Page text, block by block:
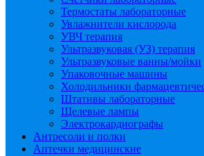
Термостаты лабораторные
Увлажнители кислорода
УВЧ терапия
Ультразвуковая (УЗ) терапия
Ультразвуковые ванны/мойки
Упаковочные машины
Холодильники
Штативы лабораторные
Щелевые лампы
Электрокардиографы
Антресоли и полки
Аптечки медицинские